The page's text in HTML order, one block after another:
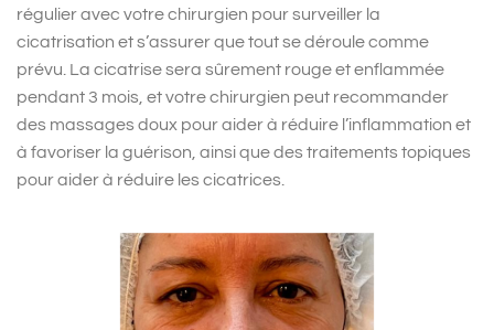
régulier avec votre chirurgien pour surveiller la
cicatrisation et s’assurer que tout se déroule comme
prévu. La cicatrise sera sûrement rouge et enflammée
pendant 3 mois, et votre chirurgien peut recommander
des massages doux pour aider à réduire l’inflammation et
à favoriser la guérison, ainsi que des traitements topiques
pour aider à réduire les cicatrices.